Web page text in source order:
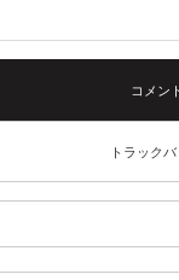
コメン
トラック